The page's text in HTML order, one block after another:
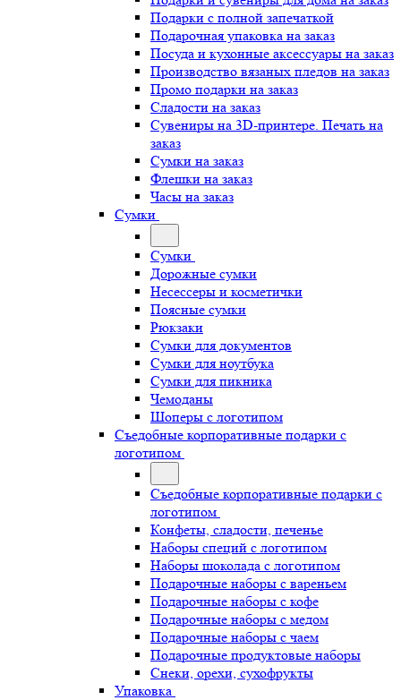
Подарки с полной запечаткой
Подарочная упаковка на заказ
Посуда и кухонные аксессуары на заказ
Производство вязаных пледов на заказ
Промо подарки на заказ
Сладости на заказ
Сувениры на 3D-принтере. Печать на
заказ
Сумки на заказ
Флешки на заказ
Часы на заказ
Сумки
Сумки
Дорожные сумки
Несессеры и косметички
Поясные сумки
Рюкзаки
Сумки для документов
Сумки для ноутбука
Сумки для пикника
Чемоданы
Шоперы с логотипом
Съедобные корпоративные подарки с
логотипом
Съедобные корпоративные подарки с
логотипом
Конфеты, сладости, печенье
Наборы специй с логотипом
Наборы шоколада с логотипом
Подарочные наборы с вареньем
Подарочные наборы с кофе
Подарочные наборы с медом
Подарочные наборы с чаем
Подарочные продуктовые наборы
Снеки, орехи, сухофрукты
Упаковка